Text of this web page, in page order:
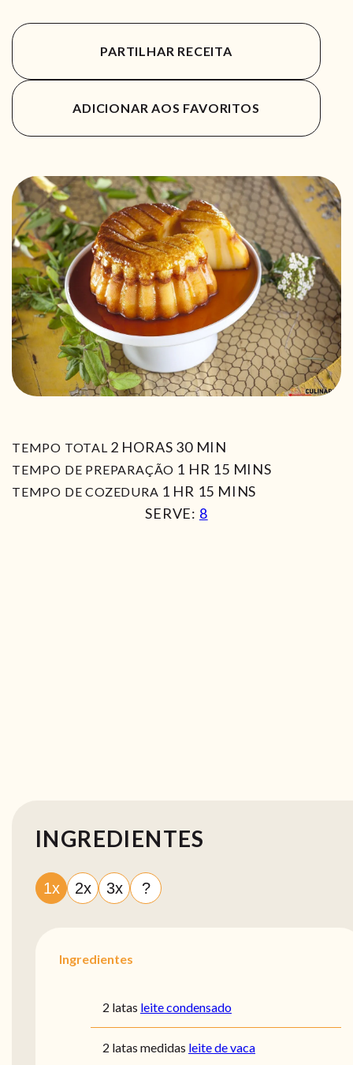
PARTILHAR RECEITA
ADICIONAR AOS FAVORITOS
TEMPO TOTAL 2HORAS
HORAS 30MIN
MIN
TEMPO DE PREPARAÇÃO 1 HORA
HR 15MIN
MINS
TEMPO DE COZEDURA 1 HORA
HR 15 MIN
MINS
SERVE: 8
INGREDIENTES
1x 2x 3x ?
Ingredientes
2 latas leite condensado
2 latas medidas leite de vaca